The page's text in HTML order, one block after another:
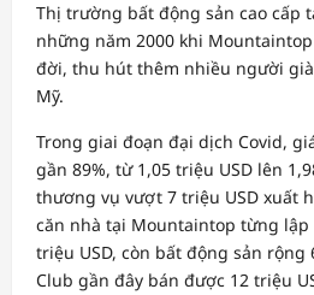
Thị trường bất động sản cao cấp
những năm 2000 khi
đời, thu hút thêm nhiều người
Mỹ.
Trong giai đoạn đại dịch Covid,
gần 89%, từ 1,05 triệu USD lên
thương vụ vượt 7 triệu USD xuất
căn nhà tại Mountaintop từng lập
triệu USD, còn bất động sản rộng
Club gần đây bán được 12 triệu